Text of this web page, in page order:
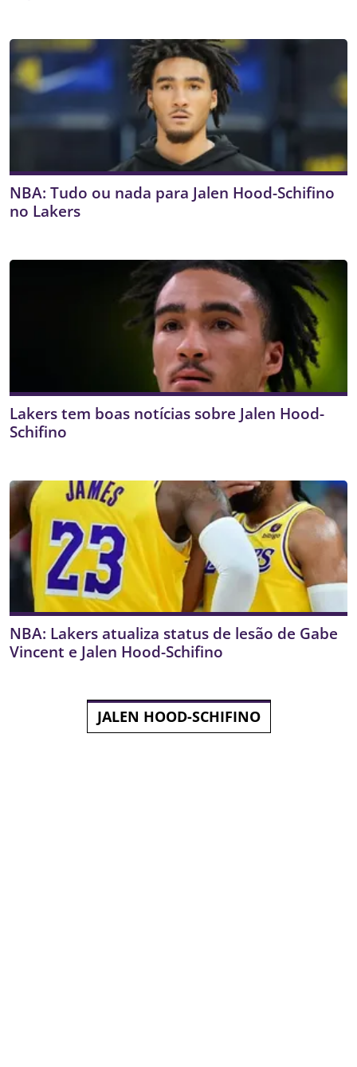
NBA: Tudo ou nada para Jalen Hood-Schifino
no Lakers
Lakers tem boas notícias sobre Jalen Hood-
Schifino
NBA: Lakers atualiza status de lesão de Gabe
Vincent e Jalen Hood-Schifino
JALEN HOOD-SCHIFINO